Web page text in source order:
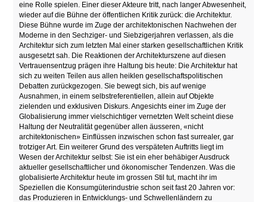
eine Rolle spielen. Einer dieser Akteure tritt, nach langer Abwesenheit,
wieder auf die Bühne der öffentlichen Kritik zurück: die Architektur.
Diese Bühne wurde im Zuge der architektonischen Nachwehen der
Moderne in den Sechziger- und Siebzigerjahren verlassen, als die
Architektur sich zum letzten Mal einer starken gesellschaftlichen Kritik
ausgesetzt sah. Die Reaktionen der Architekturszene auf diesen
Vertrauensentzug prägen ihre Haltung bis heute: Die Architektur hat
sich zu weiten Teilen aus allen heiklen gesellschaftspolitischen
Debatten zurückgezogen. Sie bewegt sich, bis auf wenige
Ausnahmen, in einem selbstreferentiellen, allein auf Objekte
zielenden und exklusiven Diskurs. Angesichts einer im Zuge der
Globalisierung immer vielschichtiger vernetzten Welt scheint diese
Haltung der Neutralität gegenüber allen äusseren, «nicht
architektonischen» Einflüssen inzwischen schon fast surrealer, gar
trotziger Art. Ein weiterer Grund des verspäteten Auftritts liegt im
Wesen der Architektur selbst: Sie ist ein eher behäbiger Ausdruck
aktueller gesellschaftlicher und ökonomischer Tendenzen. Was die
globalisierte Architektur heute im grossen Stil tut, macht ihr im
Speziellen die Konsumgüterindustrie schon seit fast 20 Jahren vor:
das Produzieren in Entwicklungs- und Schwellenländern zu